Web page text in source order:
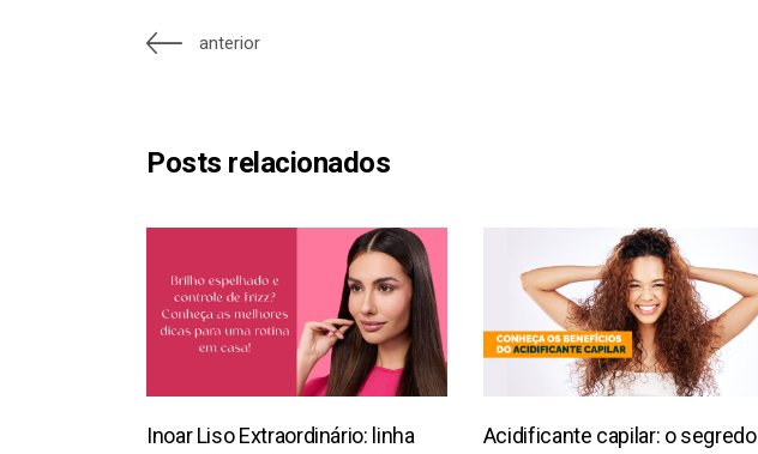
anterior
Posts relacionados
Inoar Liso Extraordinário: linha
Acidificante capilar: o segredo